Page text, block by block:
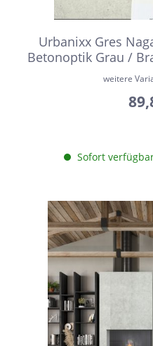
Urbanixx Gres
Betonoptik Grau /
weitere
Sofort